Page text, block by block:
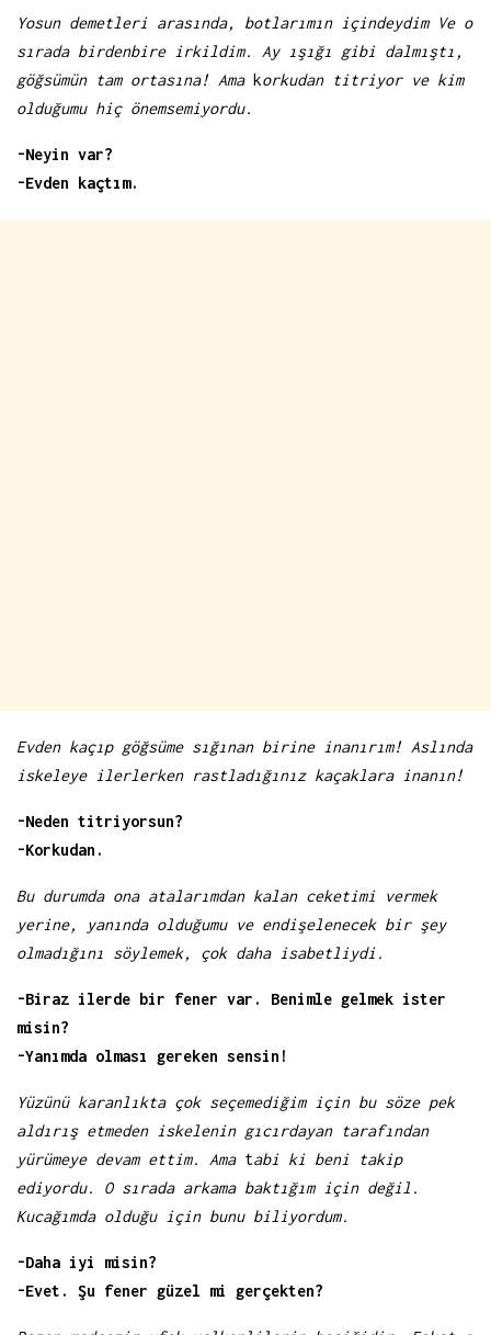
Yosun demetleri arasında, botlarımın içindeydim Ve o
sırada birdenbire irkildim. Ay ışığı gibi dalmıştı,
göğsümün tam ortasına! Ama korkudan titriyor ve kim
olduğumu hiç önemsemiyordu.
-Neyin var?
-Evden kaçtım.
Evden kaçıp göğsüme sığınan birine inanırım! Aslında
iskeleye ilerlerken rastladığınız kaçaklara inanın!
-Neden titriyorsun?
-Korkudan.
Bu durumda ona atalarımdan kalan ceketimi vermek
yerine, yanında olduğumu ve endişelenecek bir şey
olmadığını söylemek, çok daha isabetliydi.
-Biraz ilerde bir fener var. Benimle gelmek ister
misin?
-Yanımda olması gereken sensin!
Yüzünü karanlıkta çok seçemediğim için bu söze pek
aldırış etmeden iskelenin gıcırdayan tarafından
yürümeye devam ettim. Ama tabi ki beni takip
ediyordu. O sırada arkama baktığım için değil.
Kucağımda olduğu için bunu biliyordum.
-Daha iyi misin?
-Evet. Şu fener güzel mi gerçekten?